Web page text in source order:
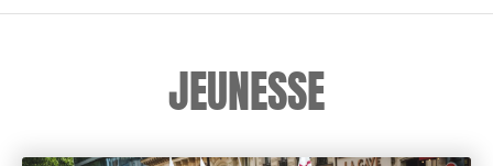
JEUNESSE